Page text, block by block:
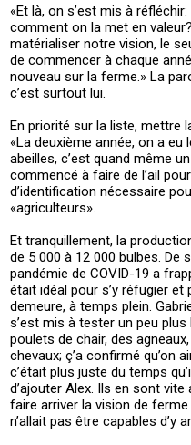
«Et là, on s’est mis à
comment on la met en
matérialiser notre vision, le
de commencer à chaque
nouveau sur la ferme.» La
c’est surtout lui.
En priorité sur la liste, mettre
«La deuxième année, on a eu
abeilles, c’est quand même
commencé à faire de l’ail
d’identification nécessaire
«agriculteurs».
Et tranquillement, la
de 5 000 à 12 000 bulbes. De
pandémie de COVID-19 a
était idéal pour s’y réfugier et
demeure, à temps plein.
s’est mis à tester un peu
poulets de chair, des
chevaux; ç’a confirmé qu’on
c’était plus juste du temps
d’ajouter Alex. Ils en sont
faire arriver la vision de
n’allait pas être capables d’y